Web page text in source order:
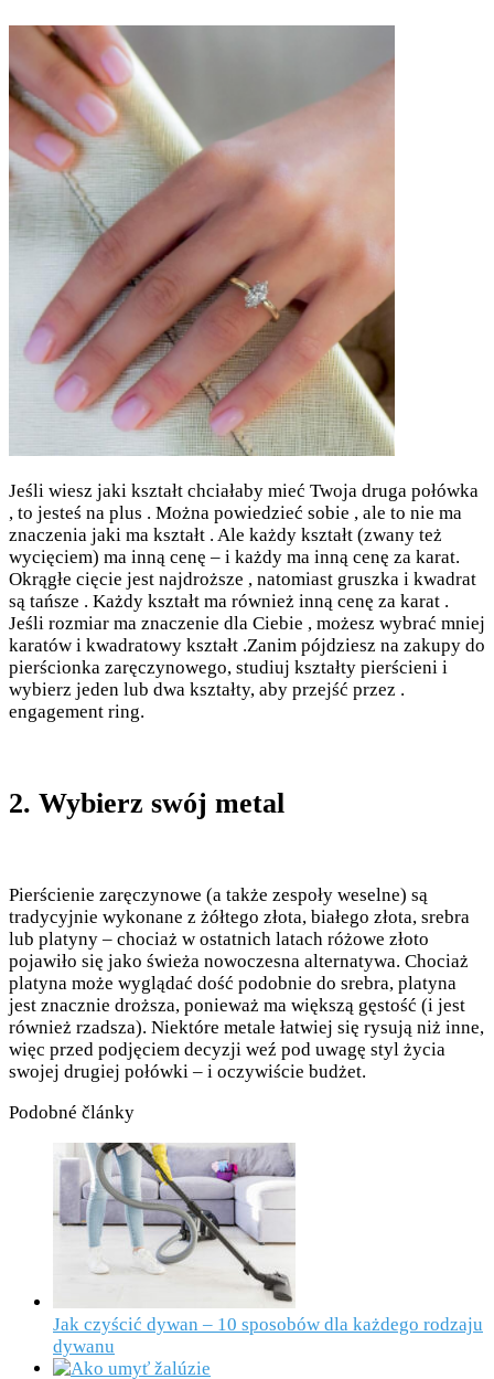
Jeśli wiesz jaki kształt chciałaby mieć Twoja druga połówka
, to jesteś na plus . Można powiedzieć sobie , ale to nie ma
znaczenia jaki ma kształt . Ale każdy kształt (zwany też
wycięciem) ma inną cenę – i każdy ma inną cenę za karat.
Okrągłe cięcie jest najdroższe , natomiast gruszka i kwadrat
są tańsze . Każdy kształt ma również inną cenę za karat .
Jeśli rozmiar ma znaczenie dla Ciebie , możesz wybrać mniej
karatów i kwadratowy kształt .Zanim pójdziesz na zakupy do
pierścionka zaręczynowego, studiuj kształty pierścieni i
wybierz jeden lub dwa kształty, aby przejść przez .
engagement ring.
2. Wybierz swój metal
Pierścienie zaręczynowe (a także zespoły weselne) są
tradycyjnie wykonane z żółtego złota, białego złota, srebra
lub platyny – chociaż w ostatnich latach różowe złoto
pojawiło się jako świeża nowoczesna alternatywa. Chociaż
platyna może wyglądać dość podobnie do srebra, platyna
jest znacznie droższa, ponieważ ma większą gęstość (i jest
również rzadsza). Niektóre metale łatwiej się rysują niż inne,
więc przed podjęciem decyzji weź pod uwagę styl życia
swojej drugiej połówki – i oczywiście budżet.
Podobné články
Jak czyścić dywan – 10 sposobów dla każdego rodzaju
dywanu